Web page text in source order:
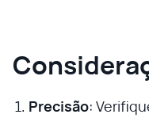
Precisão: